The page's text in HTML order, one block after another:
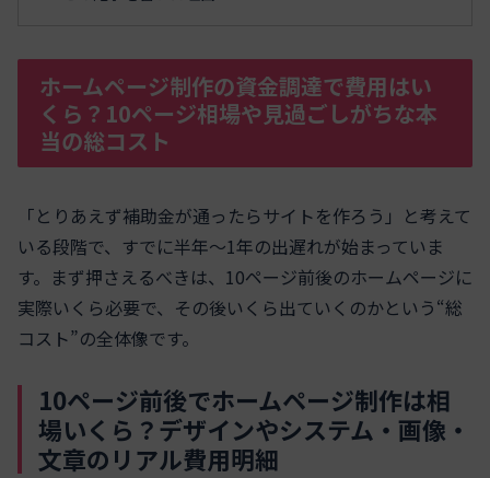
ホームページ制作の資金調達で費用はい
くら？10ページ相場や見過ごしがちな本
当の総コスト
「とりあえず補助金が通ったらサイトを作ろう」と考えて
いる段階で、すでに半年〜1年の出遅れが始まっていま
す。まず押さえるべきは、10ページ前後のホームページに
実際いくら必要で、その後いくら出ていくのかという“総
コスト”の全体像です。
10ページ前後でホームページ制作は相
場いくら？デザインやシステム・画像・
文章のリアル費用明細